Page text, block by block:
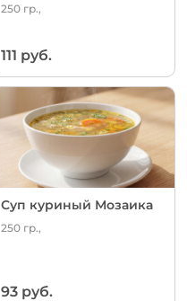
250 гр.,
111 руб.
Суп куриный Мозаика
250 гр.,
93 руб.